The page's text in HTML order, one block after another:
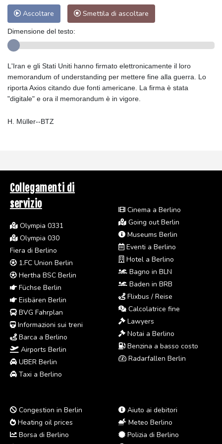
Ascoltare Smettila di ascoltare
Dimensione del testo:
L'Iran e gli Stati Uniti hanno firmato elettronicamente il loro
memorandum of understanding per mettere fine alla guerra. Lo
riporta Axios citando due fonti americane. La firma è stata
"digitale" e ora il memorandum è in vigore.
H. Müller--BTZ
Collegamenti di
servizio
Olympia 0331
Olympia 030
Fiera di Berlino
1.FC Union Berlin
Hertha BSC Berlin
Füchse Berlin
Eisbären Berlin
BVG Fahrplan
Informazioni sui treni
Barca a Berlino
Airports Berlin
UBER Berlin
Taxi a Berlino
Cinema a Berlino
Going out Berlin
Museums Berlin
Eventi a Berlino
Hotel a Berlino
Bagno in BLN
Baden in BRB
Flixbus / Reise
Calcolatrice fine
Lawyers
Notai a Berlino
Benzina a basso costo
Radarfallen Berlin
Congestion in Berlin
Heating oil prices
Borsa di Berlino
Aiuto ai debitori
Meteo Berlino
Polizia di Berlino